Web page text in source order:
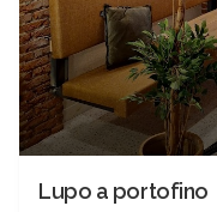
Lupo a portofino